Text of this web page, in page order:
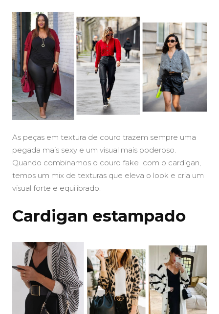
As peças em textura de couro trazem sempre uma
pegada mais sexy e um visual mais poderoso.
Quando combinamos o couro fake com o cardigan,
temos um mix de texturas que eleva o look e cria um
visual forte e equilibrado.
Cardigan estampado